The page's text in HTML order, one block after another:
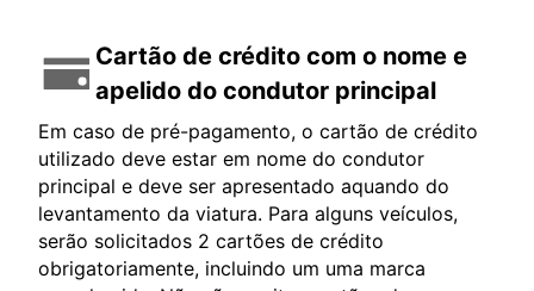
Cartão de crédito com o nome e
apelido do condutor principal
Em caso de pré-pagamento, o cartão de crédito
utilizado deve estar em nome do condutor
principal e deve ser apresentado aquando do
levantamento da viatura. Para alguns veículos,
serão solicitados 2 cartões de crédito
obrigatoriamente, incluindo um uma marca